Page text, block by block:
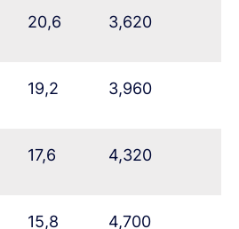
20,6 3,620
19,2 3,960
17,6 4,320
15,8 4,700